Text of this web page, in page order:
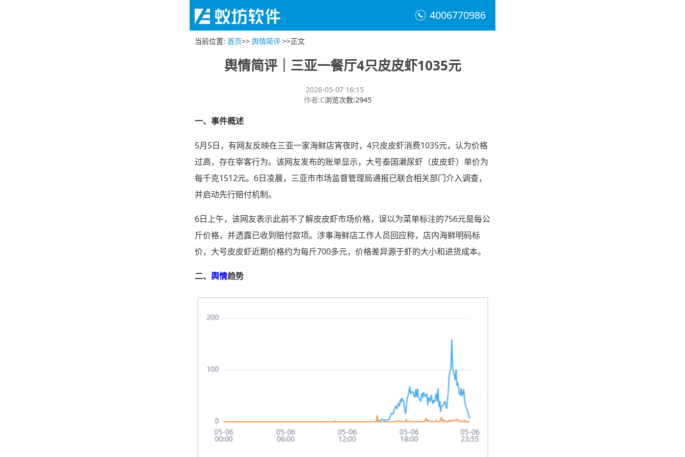
4006770986
当前位置: 首页>> 舆情简评 >>正文
舆情简评｜三亚一餐厅4只皮皮虾1035元
2026-05-07 16:15
作者:C浏览次数:2945
一、 事件概述
5月5日，有网友反映在三亚一家海鲜店宵夜时，4只皮皮虾消费1035元，认为价格
过高，存在宰客行为。该网友发布的账单显示，大号泰国濑尿虾（皮皮虾）单价为
每千克1512元。6日凌晨，三亚市市场监督管理局通报已联合相关部门介入调查，
并启动先行赔付机制。
6日上午，该网友表示此前不了解皮皮虾市场价格，误以为菜单标注的756元是每公
斤价格，并透露已收到赔付款项。涉事海鲜店工作人员回应称，店内海鲜明码标
价，大号皮皮虾近期价格约为每斤700多元，价格差异源于虾的大小和进货成本。
二、 舆情趋势